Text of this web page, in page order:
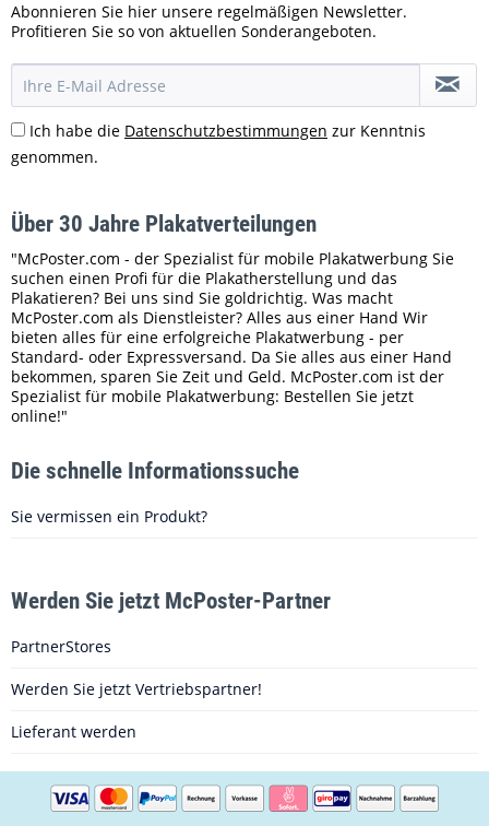
Abonnieren Sie hier unsere regelmäßigen Newsletter.
Profitieren Sie so von aktuellen Sonderangeboten.
Ich habe die Datenschutzbestimmungen zur Kenntnis
genommen.
Über 30 Jahre Plakatverteilungen
"McPoster.com - der Spezialist für mobile Plakatwerbung Sie
suchen einen Profi für die Plakatherstellung und das
Plakatieren? Bei uns sind Sie goldrichtig. Was macht
McPoster.com als Dienstleister? Alles aus einer Hand Wir
bieten alles für eine erfolgreiche Plakatwerbung - per
Standard- oder Expressversand. Da Sie alles aus einer Hand
bekommen, sparen Sie Zeit und Geld. McPoster.com ist der
Spezialist für mobile Plakatwerbung: Bestellen Sie jetzt
online!"
Die schnelle Informationssuche
Sie vermissen ein Produkt?
Werden Sie jetzt McPoster-Partner
PartnerStores
Werden Sie jetzt Vertriebspartner!
Lieferant werden